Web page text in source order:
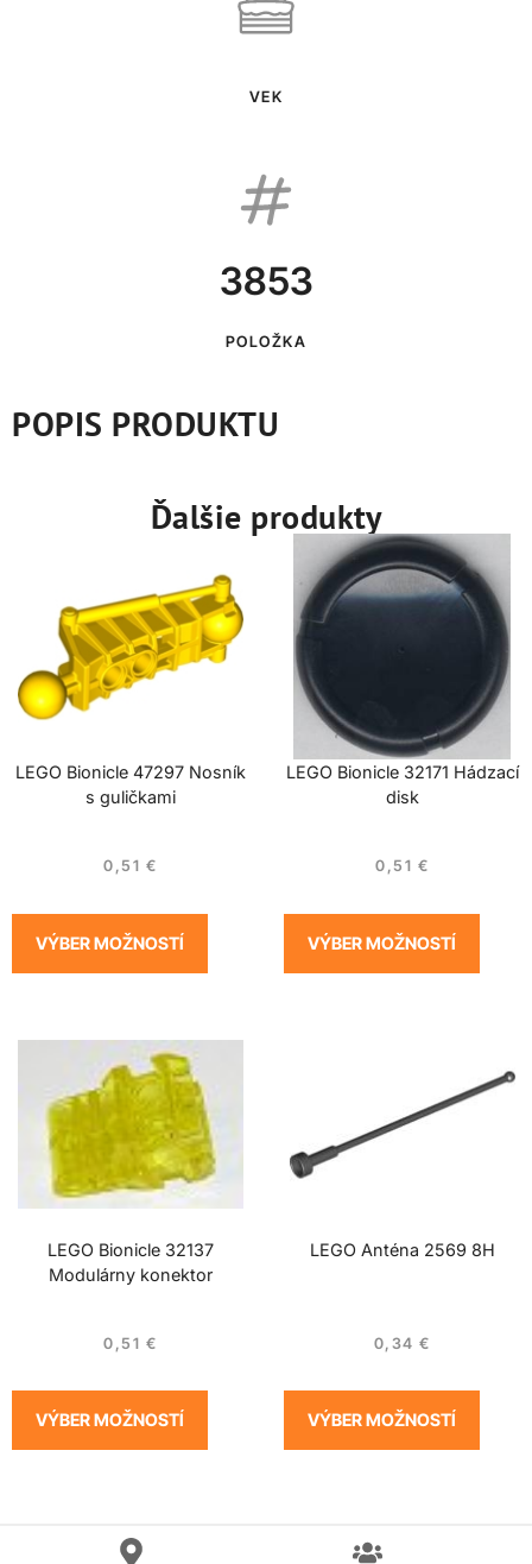
VEK
3853
POLOŽKA
POPIS PRODUKTU
Ďalšie produkty
LEGO Bionicle 47297 Nosník
s guličkami
0,51 €
VÝBER MOŽNOSTÍ
LEGO Bionicle 32171 Hádzací
disk
0,51 €
VÝBER MOŽNOSTÍ
LEGO Bionicle 32137
Modulárny konektor
0,51 €
VÝBER MOŽNOSTÍ
LEGO Anténa 2569 8H
0,34 €
VÝBER MOŽNOSTÍ